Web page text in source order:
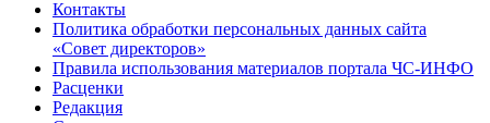
Контакты
Политика обработки персональных данных сайта
«Совет директоров»
Правила использования материалов портала ЧС-ИНФО
Расценки
Редакция